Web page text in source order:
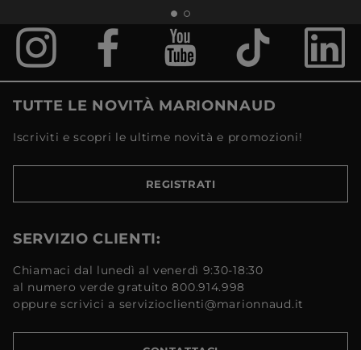
TUTTE LE NOVITÀ MARIONNAUD
Iscriviti e scopri le ultime novità e promozioni!
REGISTRATI
SERVIZIO CLIENTI:
Chiamaci dal lunedì al venerdì 9:30-18:30
al numero verde gratuito 800.914.998
oppure scrivici a servizioclienti@marionnaud.it